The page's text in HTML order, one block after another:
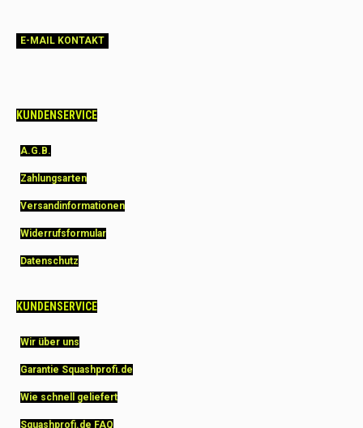
E-MAIL KONTAKT
KUNDENSERVICE
A.G.B.
Zahlungsarten
Versandinformationen
Widerrufsformular
Datenschutz
KUNDENSERVICE
Wir über uns
Garantie Squashprofi.de
Wie schnell geliefert
Squashprofi.de FAQ